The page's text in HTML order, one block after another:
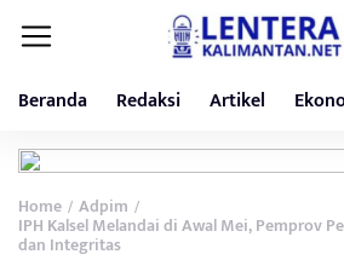
Beranda Redaksi Artikel
Home / Adpim /
IPH Kalsel Melandai di Awal Mei, Pemprov
dan Integritas